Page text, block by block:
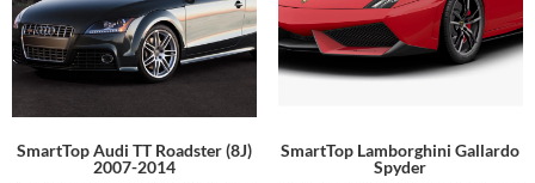
SmartTop Audi TT Roadster (8J)
2007-2014
SmartTop Lamborghini Gallardo
Spyder